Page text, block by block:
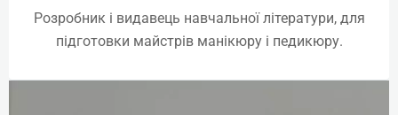
Розробник і видавець навчальної літератури, для
підготовки майстрів манікюру і педикюру.